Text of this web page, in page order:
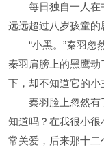
每日独自一人在
远远超过八岁孩童的
“小黑。”秦羽忽然
秦羽肩膀上的黑鹰
下，却不知道它的小
秦羽脸上忽然有了
知道吗？在我很小
常关爱，后来那十